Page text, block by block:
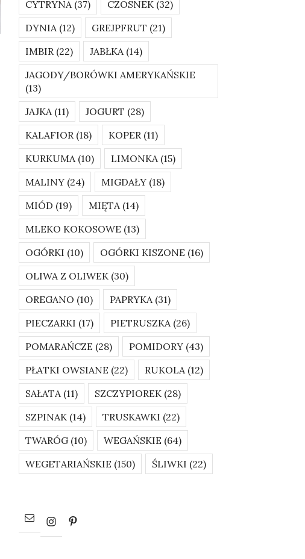
CYTRYNA(37) CZOSNEK(32)
DYNIA(12) GREJPFRUT (21)
IMBIR(22) JABŁKA(14)
JAGODY/BORÓWKI AMERYKAŃSKIE
(13)
JAJKA(11) JOGURT (28)
KALAFIOR(18) KOPER(11)
KURKUMA(10) LIMONKA(15)
MALINY(24) MIGDAŁY(18)
MIÓD (19) MIĘTA(14)
MLEKO KOKOSOWE (13)
OGÓRKI (10) OGÓRKI KISZONE (16)
OLIWA Z OLIWEK(30)
OREGANO (10) PAPRYKA(31)
PIECZARKI (17) PIETRUSZKA(26)
POMARAŃCZE (28) POMIDORY(43)
PŁATKI OWSIANE (22) RUKOLA(12)
SAŁATA(11) SZCZYPIOREK(28)
SZPINAK(14) TRUSKAWKI (22)
TWARÓG(10) WEGAŃSKIE (64)
WEGETARIAŃSKIE (150) ŚLIWKI (22)